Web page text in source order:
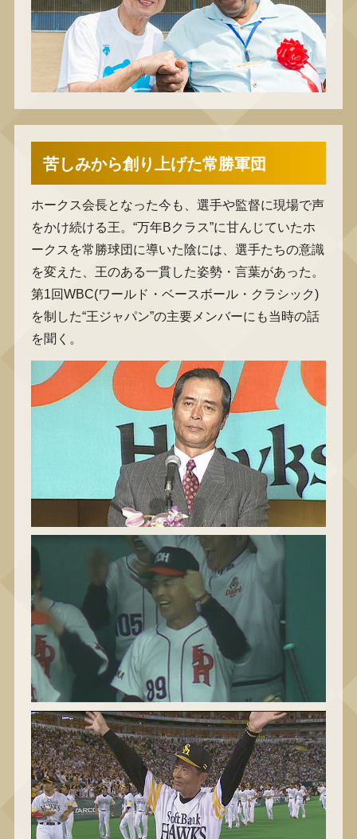
苦しみから創り上げた常勝軍団
ホークス会長となった今も、選手や監督に現場で声
をかけ続ける王。“万年Bクラス”に甘んじていたホ
ークスを常勝球団に導いた陰には、選手たちの意識
を変えた、王のある一貫した姿勢・言葉があった。
第1回WBC(ワールド・ベースボール・クラシック)
を制した“王ジャパン”の主要メンバーにも当時の話
を聞く。